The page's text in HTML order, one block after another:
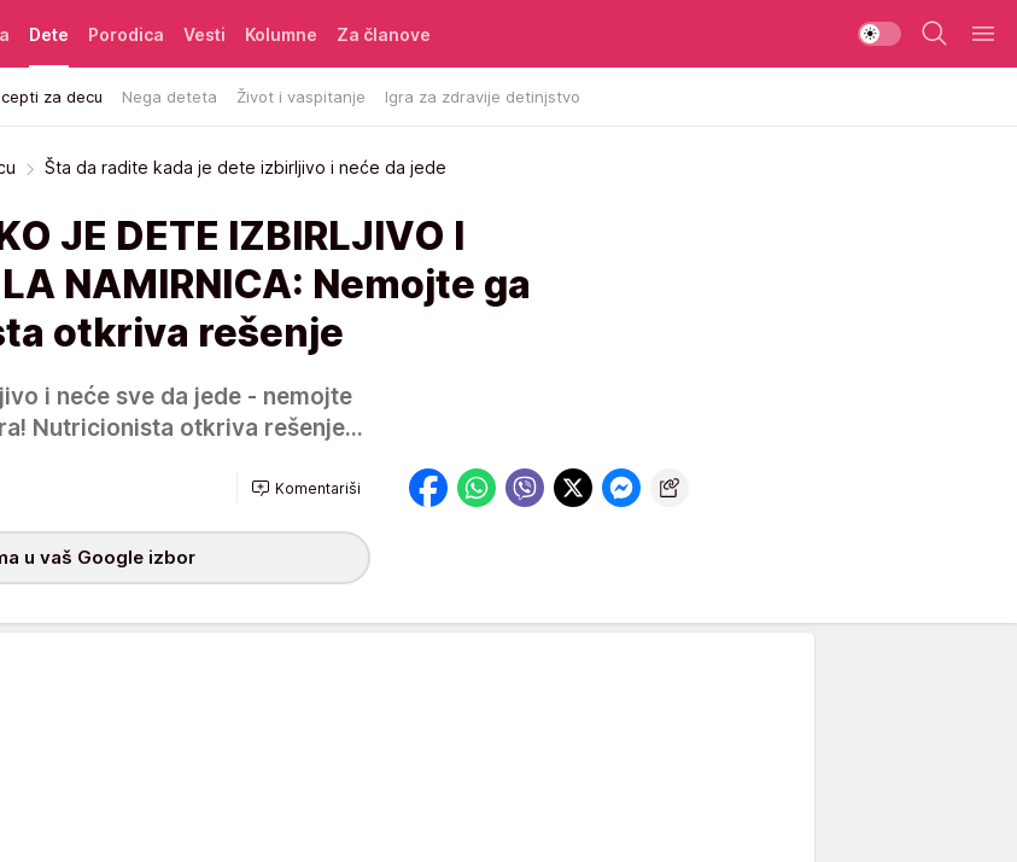
Dete
za decu Nega deteta Život i vaspitanje Igra za zdravije detinjstvo
Porodica Vesti Kolumne Za članove
Šta da radite kada je dete izbirljivo i neće da jede
JE DETE IZBIRLJIVO I
NAMIRNICA: Nemojte ga
otkriva rešenje
i neće sve da jede - nemojte
Nutricionista otkriva rešenje...
Komentariši
u vaš Google izbor